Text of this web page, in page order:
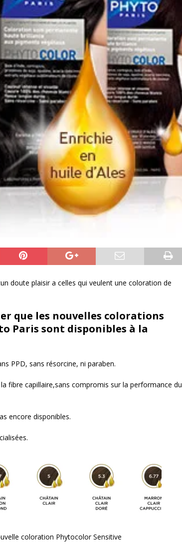
doute plaisir a celles qui veulent une coloration de
que les nouvelles colorations
Paris sont disponibles à la
PPD, sans résorcine, ni paraben.
fibre capillaire,sans compromis sur la performance du
encore disponibles.
coloration Phytocolor Sensitive